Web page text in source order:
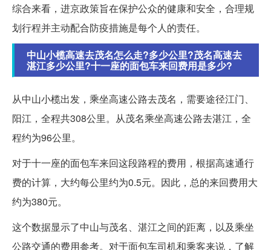
综合来看，进京政策旨在保护公众的健康和安全，合理规
划行程并主动配合防疫措施是每个人的责任。
中山小榄高速去茂名怎么走?多少公里?茂名高速去
湛江多少公里?十一座的面包车来回费用是多少?
从中山小榄出发，乘坐高速公路去茂名，需要途径江门、
阳江，全程共308公里。从茂名乘坐高速公路去湛江，全
程约为96公里。
对于十一座的面包车来回这段路程的费用，根据高速通行
费的计算，大约每公里约为0.5元。因此，总的来回费用大
约为380元。
这个数据显示了中山与茂名、湛江之间的距离，以及乘坐
公路交通的费用参考。对于面包车司机和乘客来说，了解